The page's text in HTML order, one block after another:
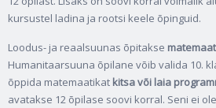
kursustel ladina ja rootsi keele õpinguid.
Loodus- ja reaalsuunas õpitakse
Humanitaarsuuna õpilane võib valida 10.
õppida matemaatikat kitsa või laia
avatakse 12 õpilase soovi korral. Seni ei